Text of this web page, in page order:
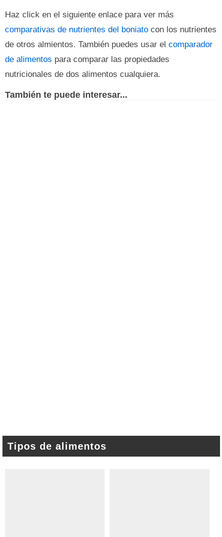
Haz click en el siguiente enlace para ver más
comparativas de nutrientes del boniato con los nutrientes
de otros almientos. También puedes usar el comparador
de alimentos para comparar las propiedades
nutricionales de dos alimentos cualquiera.
También te puede interesar...
Tipos de alimentos